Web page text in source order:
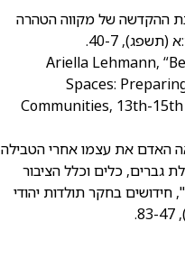
ההקדשה של מקווה הטהרה
Ariella Lehmann,
Spaces:
Communities, 13th-15th
האדם את עצמו אחרי הטבילה
גברים, כלים וכלל הציבור
חידושים בחקר תולדות יהודי